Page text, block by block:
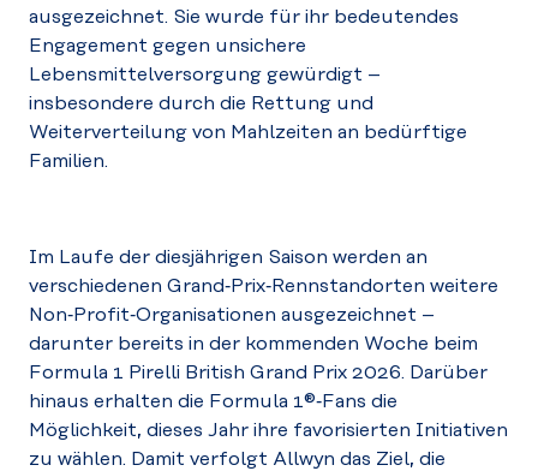
ausgezeichnet. Sie wurde für ihr bedeutendes
Engagement gegen unsichere
Lebensmittelversorgung gewürdigt –
insbesondere durch die Rettung und
Weiterverteilung von Mahlzeiten an bedürftige
Familien.
Im Laufe der diesjährigen Saison werden an
verschiedenen Grand‑Prix‑Rennstandorten weitere
Non‑Profit‑Organisationen ausgezeichnet –
darunter bereits in der kommenden Woche beim
Formula 1 Pirelli British Grand Prix 2026. Darüber
hinaus erhalten die Formula 1®‑Fans die
Möglichkeit, dieses Jahr ihre favorisierten Initiativen
zu wählen. Damit verfolgt Allwyn das Ziel, die